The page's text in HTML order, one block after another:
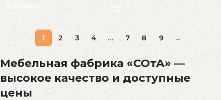
В корзину
1 2 3 4 … 7 8 9 →
Мебельная фабрика «СОтА» —
высокое качество и доступные
цены